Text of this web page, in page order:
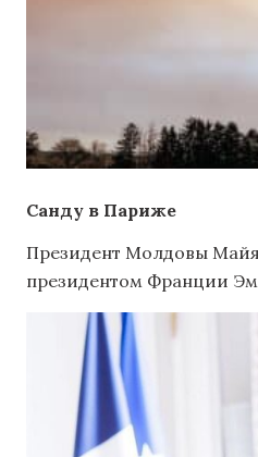
Санду в Париже
Президент Молдовы Майя
президентом Франции